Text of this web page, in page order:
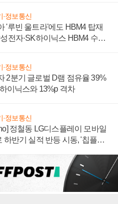
·정보통신
'루빈 울트라'에도 HBM4 탑재
전자·SK하이닉스 HBM4 수율
·정보통신
2분기 글로벌 D램 점유율 39%
이닉스와 13%p 격차
·정보통신
정철동 LG디스플레이 모바일
하반기 실적 반등 시동, '칩플레